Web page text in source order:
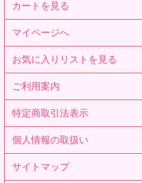
カートを見る
マイページへ
お気に入りリストを見る
ご利用案内
特定商取引法表示
個人情報の取扱い
サイトマップ